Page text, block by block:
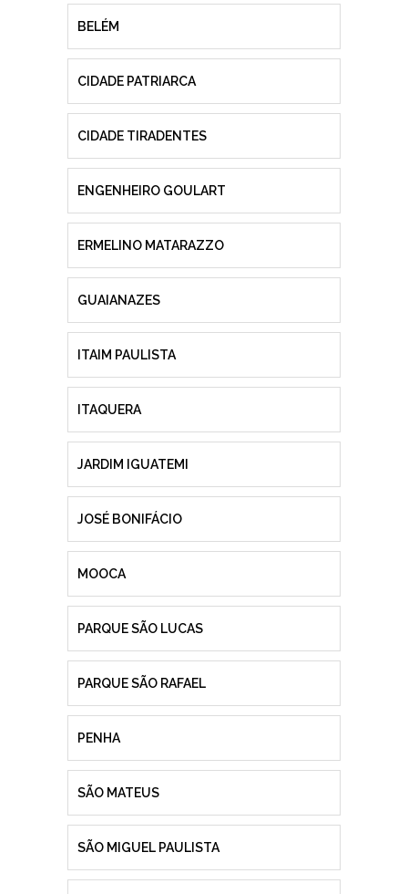
BELÉM
CIDADE PATRIARCA
CIDADE TIRADENTES
ENGENHEIRO GOULART
ERMELINO MATARAZZO
GUAIANAZES
ITAIM PAULISTA
ITAQUERA
JARDIM IGUATEMI
JOSÉ BONIFÁCIO
MOOCA
PARQUE SÃO LUCAS
PARQUE SÃO RAFAEL
PENHA
SÃO MATEUS
SÃO MIGUEL PAULISTA